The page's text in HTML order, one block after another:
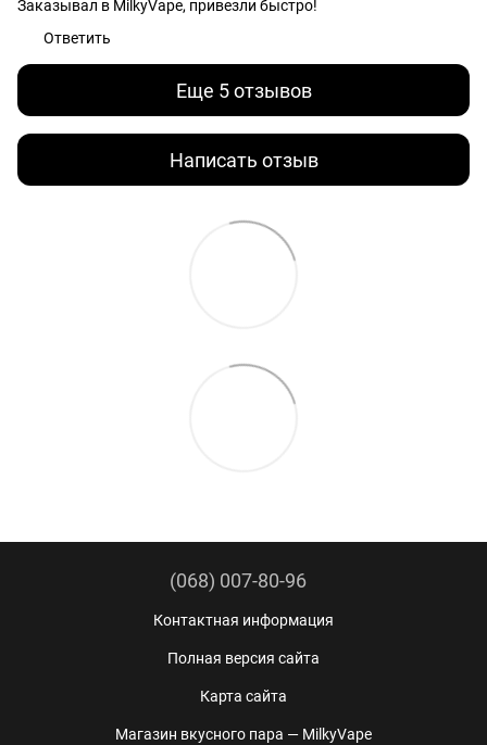
Заказывал в MilkyVape, привезли быстро!
Ответить
Еще 5 отзывов
Написать отзыв
(068) 007-80-96
Контактная информация
Полная версия сайта
Карта сайта
Магазин вкусного пара — MilkyVape